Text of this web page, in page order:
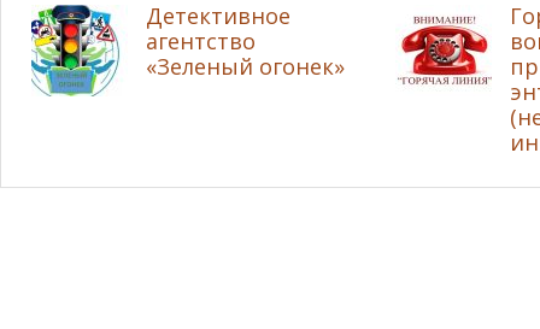
Детективное
агентство
«Зеленый огонек»